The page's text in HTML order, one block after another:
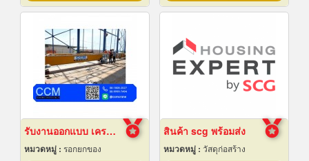
รับงานออกแบบ เครนโรงงาน
หมวดหมู่ : รอกยกของ
สินค้า scg พร้อมส่ง
หมวดหมู่ : วัสดุก่อสร้าง